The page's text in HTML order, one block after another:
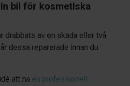
bil för kosmetiska
drabbats av en skada eller två
dessa reparerade innan du
att ha en professionell